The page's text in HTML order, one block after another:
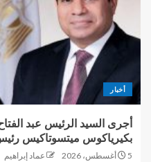
أخبار
أجرى السيد الرئيس عبد
بكيرياكوس ميتسوتاكيس
5 أغسطس، 2026 عماد إبراهيم